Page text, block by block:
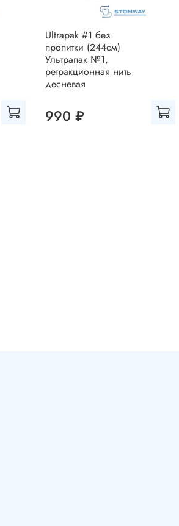
Ultrapak #1 без
пропитки (244см)
Ультрапак №1,
ретракционная нить
десневая
990 ₽